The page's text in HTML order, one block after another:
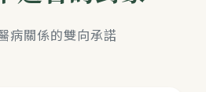
病關係的雙向承諾